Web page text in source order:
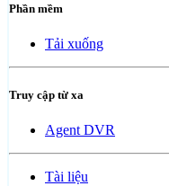
Phần mềm
Tải xuống
Truy cập từ xa
Agent DVR
Tài liệu